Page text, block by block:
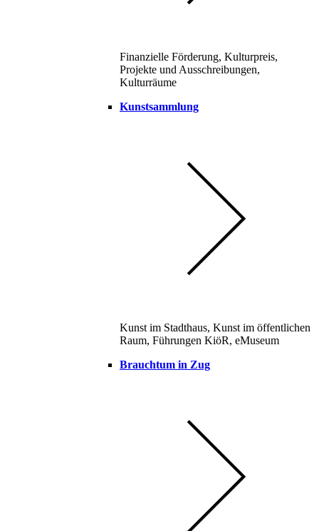
Finanzielle Förderung, Kulturpreis,
Projekte und Ausschreibungen,
Kulturräume
Kunstsammlung
Kunst im Stadthaus, Kunst im öffentlichen
Raum, Führungen KiöR, eMuseum
Brauchtum in Zug